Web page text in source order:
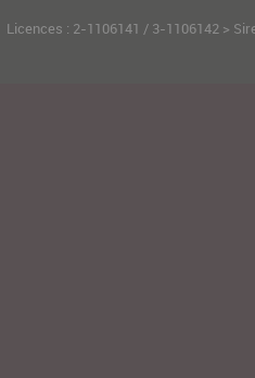
Licences : 2-1106141 / 3-1106142 >